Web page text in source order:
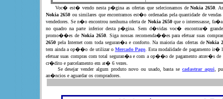
Voc� est� vendo nesta p�gina as ofertas que selecionamos deNokia 2650 .
Nokia 2650 ou similares que encontramos est�o ordenadas pela quantidade de vendas
vendedores. Se n�o encontrou nenhuma oferta de Nokia 2650que o interessasse, fa�a
no quadro na parte inferior desta p�gina. Sem d�vidas voc� encontrar�
promo��es de Nokia 2650. Siga nossas recomenda��es para efetuar suas
2650 pela Internet com toda seguran�a e conforto. Na maioria das ofertas deNokia
tem ainda a op��o de utilizar o Mercado Pago . Esta modalidade de pagamento ir�
efetuar suas compras com total seguran�a e com a op��o de pagamento atrav�s de
cr�dito e parcelamento em at� 6 vezes.
Se desejar vender algum produto novo ou usado, basta se cadastrar aqui,
an�ncios e aguardar os compradores.